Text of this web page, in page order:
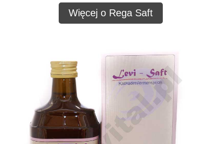
Więcej o Rega Saft